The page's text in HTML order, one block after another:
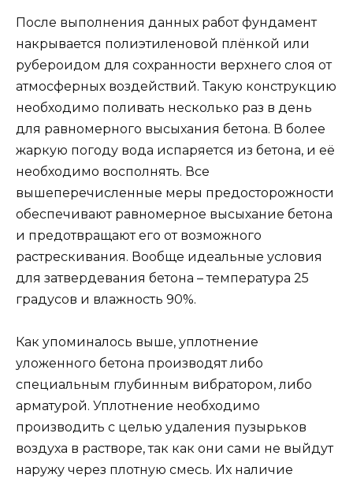
После выполнения данных работ фундамент
накрывается полиэтиленовой плёнкой или
рубероидом для сохранности верхнего слоя от
атмосферных воздействий. Такую конструкцию
необходимо поливать несколько раз в день
для равномерного высыхания бетона. В более
жаркую погоду вода испаряется из бетона, и её
необходимо восполнять. Все
вышеперечисленные меры предосторожности
обеспечивают равномерное высыхание бетона
и предотвращают его от возможного
растрескивания. Вообще идеальные условия
для затвердевания бетона – температура 25
градусов и влажность 90%.
Как упоминалось выше, уплотнение
уложенного бетона производят либо
специальным глубинным вибратором, либо
арматурой. Уплотнение необходимо
производить с целью удаления пузырьков
воздуха в растворе, так как они сами не выйдут
наружу через плотную смесь. Их наличие